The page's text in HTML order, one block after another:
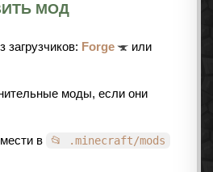
МОД
загрузчиков: Forge
или
моды, если они
в
📂 .minecraft/mods